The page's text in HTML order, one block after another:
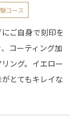
コース
ご自身で刻印を
コーティング加
ング。イエロー
とてもキレイな